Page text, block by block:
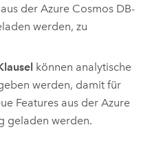
aus derAzure Cosmos DB-
werden, zu
können analytische
werden, damit für
Features aus derAzure
geladen werden.